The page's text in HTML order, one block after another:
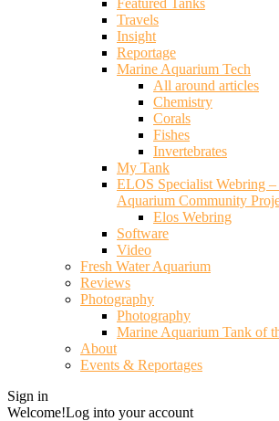
Featured Tanks
Travels
Insight
Reportage
Marine Aquarium Tech
All around articles
Chemistry
Corals
Fishes
Invertebrates
My Tank
ELOS Specialist Webring
Aquarium Community
Elos Webring
Software
Video
Fresh Water Aquarium
Reviews
Photography
Photography
Marine Aquarium Tank of
About
Events & Reportages
Sign in
Welcome!Log into your account